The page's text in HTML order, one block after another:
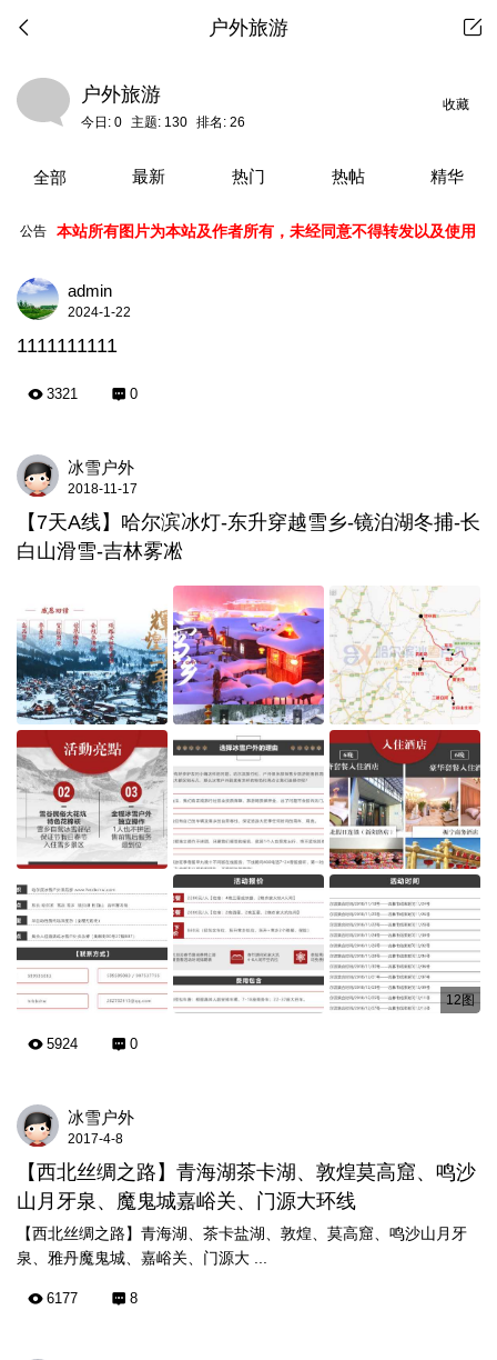
户外旅游
收藏
户外旅游
今日: 0 主题: 130 排名: 26
全部 最新 热门 热帖 精华
公告 本站所有图片为本站及作者所有，未经同意不得转发以及使用
admin
2024-1-22
1111111111
3321 0
冰雪户外
2018-11-17
【7天A线】哈尔滨冰灯-东升穿越雪乡-镜泊湖冬捕-长
白山滑雪-吉林雾凇
12图
5924 0
冰雪户外
2017-4-8
【西北丝绸之路】青海湖茶卡湖、敦煌莫高窟、鸣沙
山月牙泉、魔鬼城嘉峪关、门源大环线
【西北丝绸之路】青海湖、茶卡盐湖、敦煌、莫高窟、鸣沙山月牙
泉、雅丹魔鬼城、嘉峪关、门源大 ...
6177 8